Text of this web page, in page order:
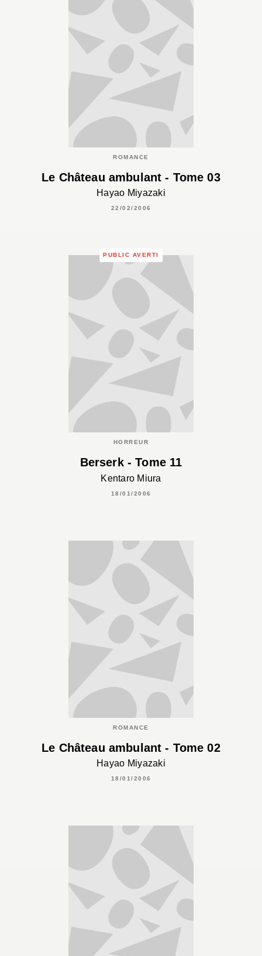
ROMANCE
Le Château ambulant - Tome 03
Hayao Miyazaki
22/02/2006
PUBLIC AVERTI
HORREUR
Berserk - Tome 11
Kentaro Miura
18/01/2006
ROMANCE
Le Château ambulant - Tome 02
Hayao Miyazaki
18/01/2006